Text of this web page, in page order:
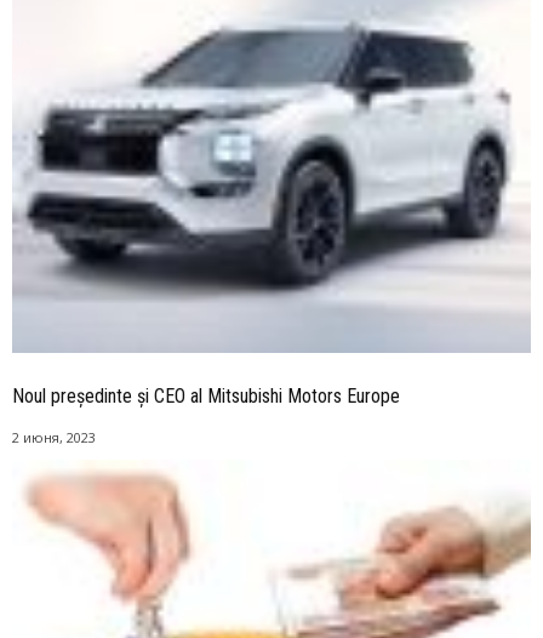
Noul președinte și CEO al Mitsubishi Motors Europe
2 июня, 2023